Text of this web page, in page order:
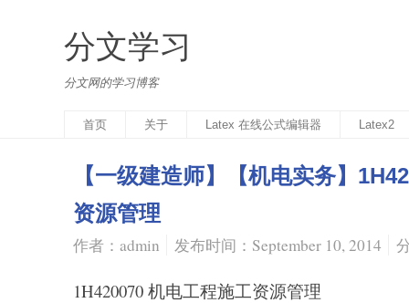
分文学习
分文网的学习博客
首页 关于 Latex 在线公式编辑器 Latex2
【一级建造师】【机电实务】
资源管理
作者：admin 发布时间：September 10, 2014
1H420070 机电工程施工资源管理